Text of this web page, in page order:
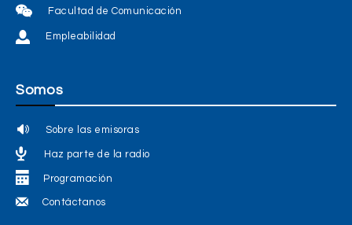
Facultad de Comunicación
Empleabilidad
Somos
Sobre las emisoras
Haz parte de la radio
Programación
Contáctanos